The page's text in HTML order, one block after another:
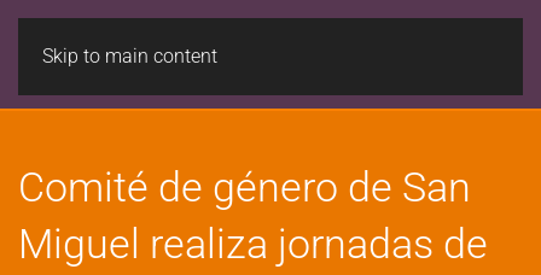
Skip to main content
Comité de género de San
Miguel realiza jornadas de